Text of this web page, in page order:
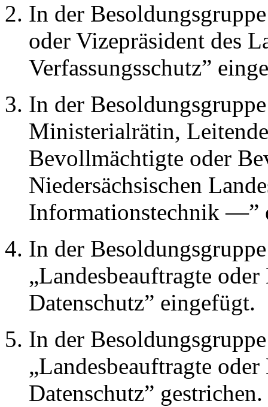
In der
oder Vizepräsident des
Verfassungsschutz”
In der
Ministerialrätin,
Bevollmächtigte oder
Niedersächsischen
Informationstechnik —”
In der
„Landesbeauftragte
Datenschutz” eingefügt.
In der
„Landesbeauftragte
Datenschutz” gestrichen.